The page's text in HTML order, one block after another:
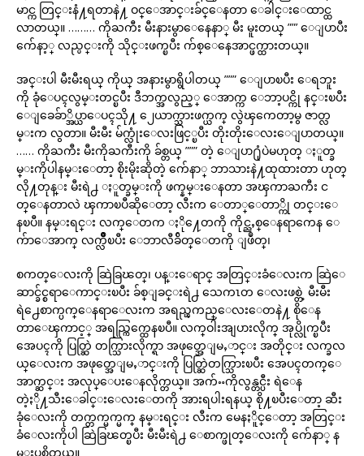
မာင္က တြင္းနံ႔ရတာနဲ႔ ဝင္ေအာင္းခ်င္ေနတာ ေခါင္းေထာင္ထ
လာတယ္။ ……… ကိုႀကီး မီးနားမွာေနေနာ္ မီး မူးတယ္ ””’ ေျပာပီး
က်ေနာ့္ လည္ပင္းကို သိုင္းဖက္ၿပီး က်စ္ေနေအာင္ဖက္ထားတယ္။
အင္းပါ မီးမီးရယ္ ကိုယ္ အနားမွာရွိပါတယ္ ””” ေျပာၿပီး ေရဘူး
ကို ခုံေပၚလွမ္းတင္ၿပီး ဒီဘက္အလွည့္ ေအာက္က ေဘာ့ပင္ကို နင္းၿပီး
ေျခေခ်ာ္အိပ္ယာေပၚသို႔ ၂ေယာက္သားဖက္ယက္ လွဲၾကေတာ့မွ ဇာတ္လ
မ္းက လွတာ။ မီးမီး မ်က္လုံးေလးဖြင့္ၿပီး တိုးတိုးေလးေျပာတယ္။
…… ကိုႀကီး မီးကိုႀကီးကို ခ်စ္တယ္ ””” တဲ့ ေျပာ႐ုံပဲမဟုတ္ ႏူတ္ခ
မ္းကိုပါနမ္းေတာ့ စိုးမိုးဆိုတဲ့ က်ေနာ္ ဘာသားနဲ႔ထုထားတာ ဟုတ္
လို႔တုန္း မီးရဲ႕ ႏူတ္ခမ္းကို ဖက္နမ္းေနတာ အၾကာႀကီး င
တ္ေနတာလဲ ၾကာၿပီဆိုေတာ့ လီးက ေတာ္ေတာ္ကို တင္းေ
နၿပီ။ နမ္းရင္း လက္ေတက ႏို႔ေတကို ကိုင္ညႇစ္ေနရာကေန ေ
က်ာေအာက္ လက္လ်ိဳၿပီး ေဘာလီခ်ိတ္ေတကို ျဖဳတ္၊
စကတ္ေလးကို ဆြဲခြၽတ္၊ ပန္းေရာင္ အတြင္းခံေလးက ဆြဲေ
ဆာင္ခ်င္စရာေကာင္းၿပီး ခ်စ္ျခင္းရဲ႕ သေကၤတ ေလးဖစ္တဲ့ မီးမီး
ရဲ႕ေစာက္ပက္ေနရာေလးက အရည္ၾကည္ေလးေတနဲ႔ စိုေန
တာေၾကာင့္ အရည္ကြက္ထေနၿပီ။ လက္ဝါးအျပားလိုက္ အုပ္လိုက္ၿပီး
အေပၚကို ပြတ္ဆြဲ တက္သြားလိုက္ရာ အဖုတ္အေျမႇာင္း အတိုင္း လက္ခလ
ယ္ေလးက အဖုတ္အေျမႇာင္းကို ပြတ္ဆြဲတက္သြားၿပီး အေပၚတက္ေ
အာက္ဆင္း အလုပ္ေပးေနလိုက္တယ္။ အက်ႌကိုလွန္တင္ပီး ရဲေန
တဲ့ႏို႔သီးေခါင္းေလးေတကို အားရပါးရနယ္ စို႔ၿပီးေတာ့ ဆီး
ခုံေလးကို တက္တက္မက္မက္ နမ္းရင္း လီးက မေနႏိူင္ေတာ့ အတြင္း
ခံေလးကိုပါ ဆြဲခြၽတ္ၿပီး မီးမီးရဲ႕ ေစာက္ဖုတ္ေလးကို က်ေနာ္ န
မ္းပစ္မိတယ္။